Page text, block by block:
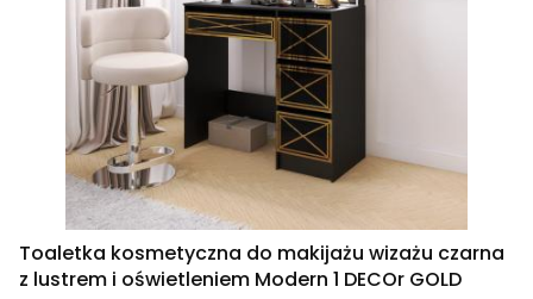
Toaletka kosmetyczna do makijażu wizażu czarna
z lustrem i oświetleniem Modern 1 DECOr GOLD